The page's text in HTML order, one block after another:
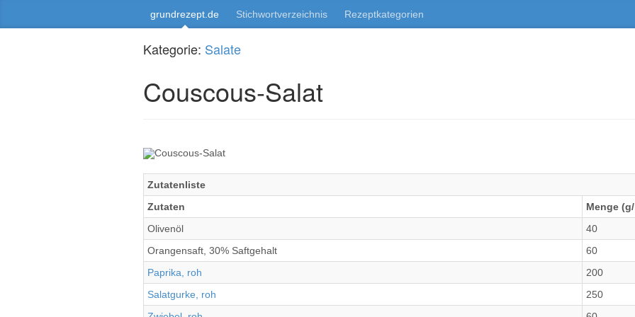
grundrezept.de Stichwortverzeichnis Rezeptkategorien
Kategorie: Salate
Couscous-Salat
Zutatenliste
Zutaten
Menge
Olivenöl
40
Orangensaft, 30% Saftgehalt
60
Paprika, roh
200
Salatgurke, roh
250